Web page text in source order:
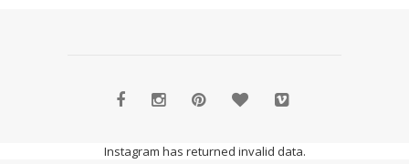
Instagram has returned invalid data.